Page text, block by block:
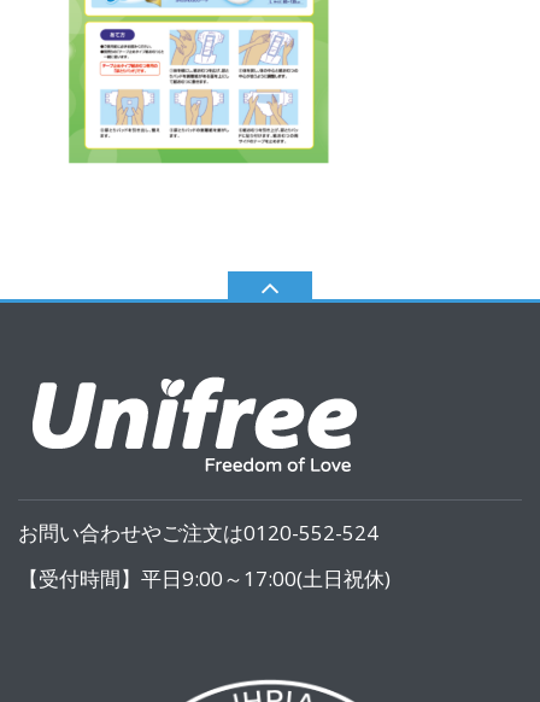
お問い合わせやご注文は0120-552-524
【受付時間】平日9:00～17:00(土日祝休)